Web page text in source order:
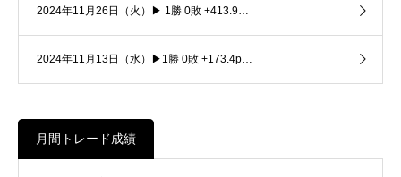
2024年11月26日（火）▶ 1勝 0敗 +413.9…
2024年11月13日（水）▶1勝 0敗 +173.4p…
月間トレード成績